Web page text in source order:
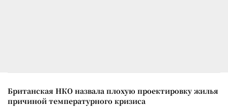
Британская НКО назвала плохую проектировку жилья
причиной температурного кризиса